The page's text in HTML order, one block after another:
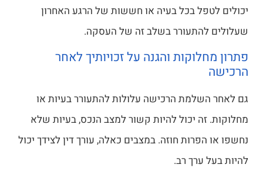
יכולים לטפל בכל בעיה או חששות של הרגע האחרון
שעלולים להתעורר בשלב זה של העסקה.
פתרון מחלוקות והגנה על זכויותיך לאחר
הרכישה
גם לאחר השלמת הרכישה עלולות להתעורר בעיות או
מחלוקות. זה יכול להיות קשור למצב הנכס, בעיות שלא
נחשפו או הפרות חוזה. במצבים כאלה, עורך דין לצידך יכול
להיות בעל ערך רב.